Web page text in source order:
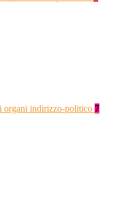
organi indirizzo-politico 7